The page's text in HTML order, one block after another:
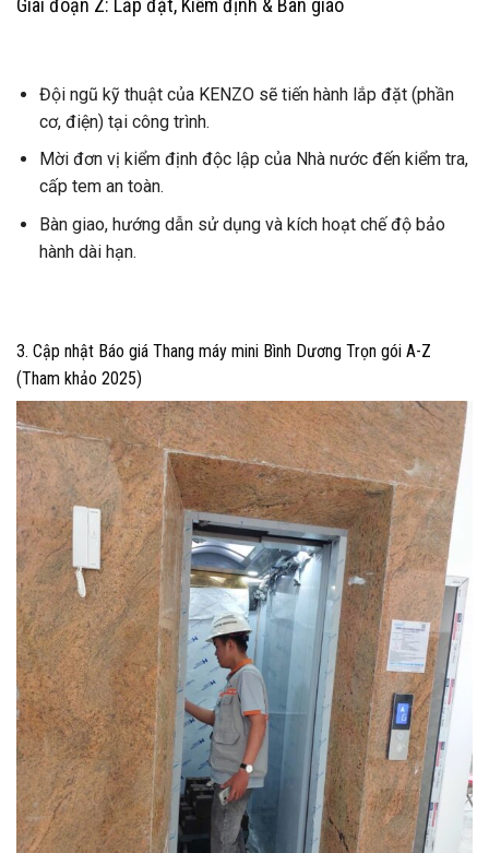
Giai đoạn Z: Lắp đặt, Kiểm định & Bàn giao
Đội ngũ kỹ thuật của KENZO sẽ tiến hành lắp đặt (phần
cơ, điện) tại công trình.
Mời đơn vị kiểm định độc lập của Nhà nước đến kiểm tra,
cấp tem an toàn.
Bàn giao, hướng dẫn sử dụng và kích hoạt chế độ bảo
hành dài hạn.
3. Cập nhật Báo giá Thang máy mini Bình Dương Trọn gói A-Z
(Tham khảo 2025)